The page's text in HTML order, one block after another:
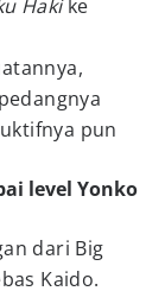
Hakike
pun
level Yonko
dari Big
Kaido.